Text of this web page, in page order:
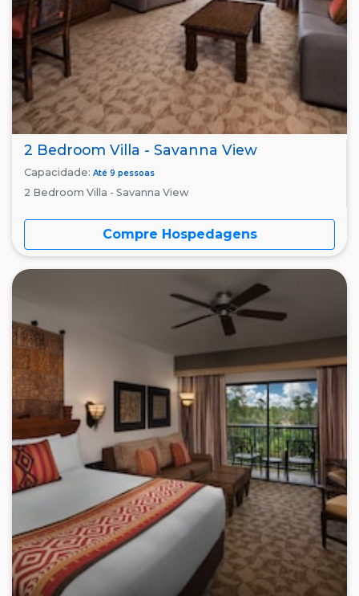
2 Bedroom Villa - Savanna View
Capacidade: Até 9 pessoas
2 Bedroom Villa - Savanna View
Compre Hospedagens